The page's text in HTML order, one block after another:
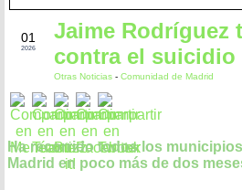
01
2026
Jaime Rodríguez
contra el suicidio
Otras Noticias - Comunidad de Madrid
Ha recorrido todos los
Madrid en poco más de dos